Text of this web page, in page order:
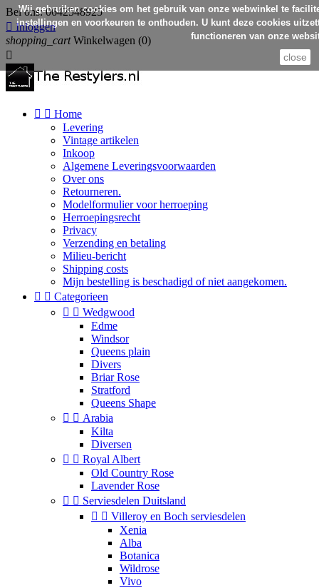
Bel ons:0642548925
 Inloggen
shopping_cart Winkelwagen (0)

  Home
Levering
Vintage artikelen
Inkoop
Algemene Leveringsvoorwaarden
Over ons
Retourneren.
Modelformulier voor herroeping
Herroepingsrecht
Privacy
Verzending en betaling
Milieu-bericht
Shipping costs
Mijn bestelling is beschadigd of niet aangekomen.
  Categorieen
  Wedgwood
Edme
Windsor
Queens plain
Divers
Briar Rose
Stratford
Queens Shape
  Arabia
Kilta
Diversen
  Royal Albert
Old Country Rose
Lavender Rose
  Serviesdelen Duitsland
  Villeroy en Boch serviesdelen
Xenia
Alba
Botanica
Wildrose
Vivo
Wij gebruiken cookies om het gebruik van onze webwinkel te
instellingen en voorkeuren te onthouden. U kunt deze cookies
functioneren van onze
close